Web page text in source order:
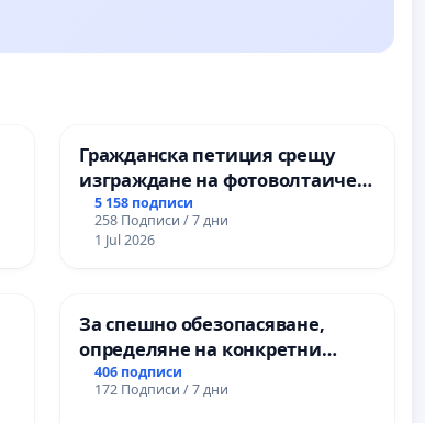
Гражданска петиция срещу
изграждане на фотоволтаичен
парк в с.Прибой, общ. Радомир
5 158 подписи
258 Подписи / 7 дни
1 Jul 2026
За спешно обезопасяване,
определяне на конкретни
срокове и извършване на
цялостна рехабилитация на
406 подписи
172 Подписи / 7 дни